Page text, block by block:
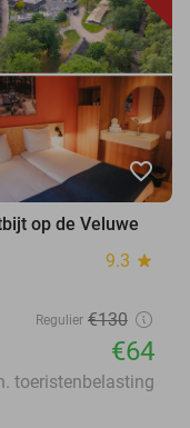
favorite_border
op de Veluwe
9.3 star
Regulier €130
€64
toeristenbelasting